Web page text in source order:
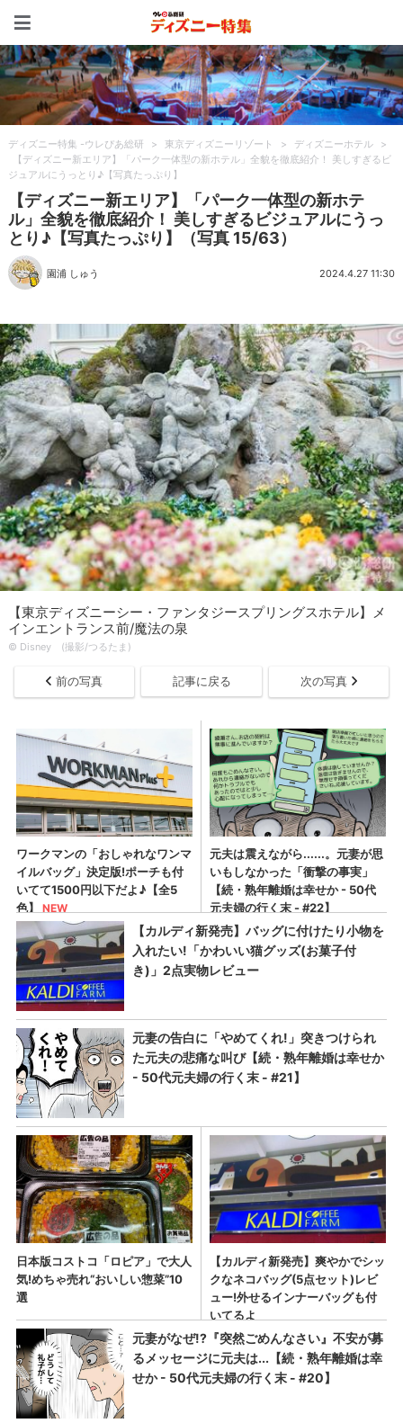
ディズニー特集 -ウレぴあ総研 > 東京ディズニーリゾート > ディズニーホテル
>
【ディズニー新エリア】「パーク一体型の新ホテル」全貌を徹底紹介！ 美しすぎるビ
ジュアルにうっとり♪【写真たっぷり】
【ディズニー新エリア】「パーク一体型の新ホテ
ル」全貌を徹底紹介！ 美しすぎるビジュアルにうっ
とり♪【写真たっぷり】（写真 15/63）
園浦 しゅう 2024.4.27 11:30
【東京ディズニーシー・ファンタジースプリングスホテル】メ
インエントランス前/魔法の泉
© Disney (撮影/つるたま)
前の写真 記事に戻る 次の写真